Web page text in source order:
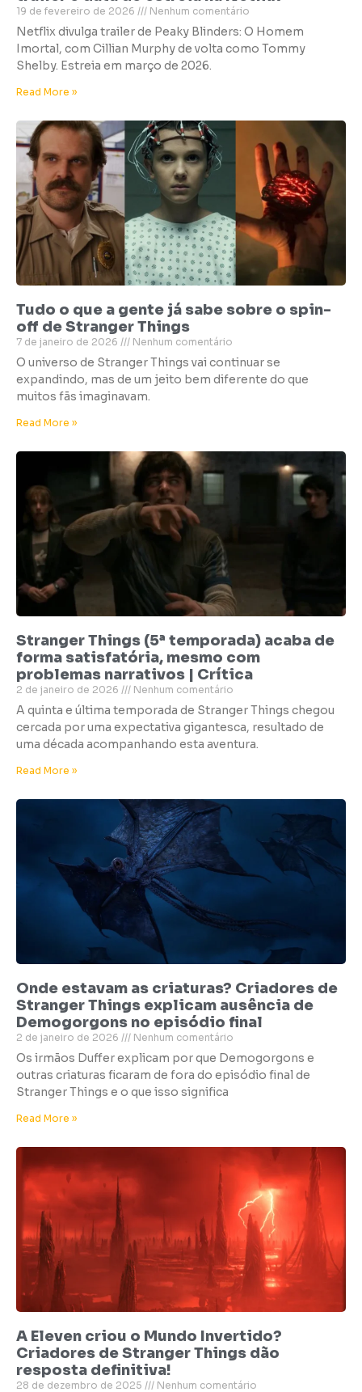
19 de fevereiro de 2026 Nenhum comentário
Netflix divulga trailer de Peaky Blinders: O Homem
Imortal, com Cillian Murphy de volta como Tommy
Shelby. Estreia em março de 2026.
Read More »
Tudo o que a gente já sabe sobre o spin-
off de Stranger Things
7 de janeiro de 2026 Nenhum comentário
O universo de Stranger Things vai continuar se
expandindo, mas de um jeito bem diferente do que
muitos fãs imaginavam.
Read More »
Stranger Things (5ª temporada) acaba de
forma satisfatória, mesmo com
problemas narrativos | Crítica
2 de janeiro de 2026 Nenhum comentário
A quinta e última temporada de Stranger Things chegou
cercada por uma expectativa gigantesca, resultado de
uma década acompanhando esta aventura.
Read More »
Onde estavam as criaturas? Criadores de
Stranger Things explicam ausência de
Demogorgons no episódio final
2 de janeiro de 2026 Nenhum comentário
Os irmãos Duffer explicam por que Demogorgons e
outras criaturas ficaram de fora do episódio final de
Stranger Things e o que isso significa
Read More »
A Eleven criou o Mundo Invertido?
Criadores de Stranger Things dão
resposta definitiva!
28 de dezembro de 2025 Nenhum comentário